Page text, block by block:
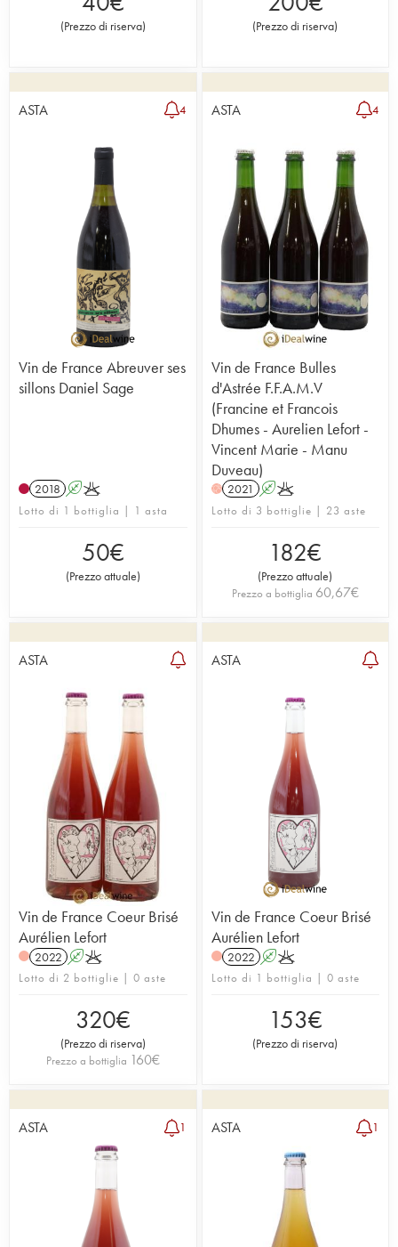
(Prezzo di riserva) (Prezzo di riserva)
ASTA 4
Vin de France Abreuver ses
sillons Daniel Sage
2018 AK
Lotto di 1 bottiglia | 1 asta
50€
(Prezzo attuale)
ASTA 4
Vin de France Bulles
d'Astrée F.F.A.M.V
(Francine et Francois
Dhumes - Aurelien Lefort -
Vincent Marie - Manu
Duveau)
H 2021 AK
Lotto di 3 bottiglie | 23 aste
182€
(Prezzo attuale)
Prezzo a bottiglia 60,67€
ASTA
Vin de France Coeur Brisé
Aurélien Lefort
2022 AK
Lotto di 2 bottiglie | 0 aste
320€
(Prezzo di riserva)
Prezzo a bottiglia 160€
ASTA
Vin de France Coeur Brisé
Aurélien Lefort
2022 AK
Lotto di 1 bottiglia | 0 aste
153€
(Prezzo di riserva)
ASTA 1 ASTA 1